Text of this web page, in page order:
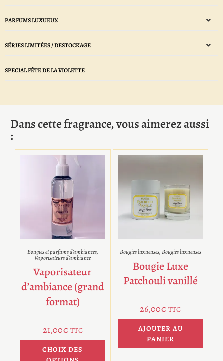
PARFUMS LUXUEUX
SÉRIES LIMITÉES / DESTOCKAGE
SPECIAL FÊTE DE LA VIOLETTE
Dans cette fragrance, vous aimerez aussi
:
Bougies et parfums d'ambiances,
Vaporisateurs d'ambiance
Vaporisateur
d’ambiance (grand
format)
21,00€ TTC
CHOIX DES
Bougies luxueuses,Bougies luxueuses
Bougie Luxe
Patchouli vanillé
26,00€ TTC
AJOUTER AU
PANIER